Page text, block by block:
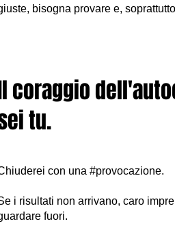
bisogna provare e,
coraggio
tu.
con una #provocazione.
i risultati non arrivano, caro
fuori.